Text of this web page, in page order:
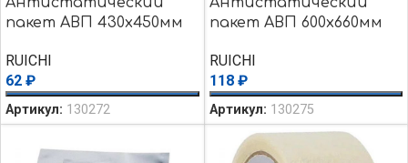
пакет АВП 430х450мм
RUICHI
62 ₽
Артикул: 130272
пакет АВП 600х660мм
RUICHI
118 ₽
Артикул: 130275